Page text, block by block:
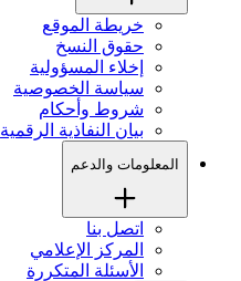
خريطة الموقع
حقوق النسخ
إخلاء المسؤولية
سياسة الخصوصية
شروط وأحكام
بيان النفاذية الرقمية
المعلومات والدعم
اتصل بنا
المركز الإعلامي
الأسئلة المتكررة